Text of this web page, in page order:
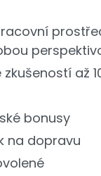
až
bonusy
na dopravu